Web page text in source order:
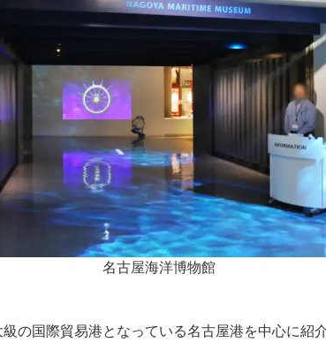
名古屋海洋博物館
の国際貿易港となっている名古屋港を中心に紹